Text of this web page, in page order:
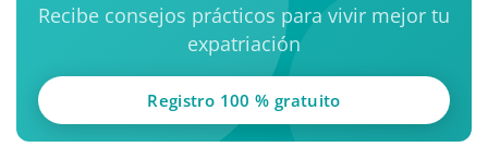
Recibe consejos prácticos para vivir mejor tu
expatriación
Registro 100 % gratuito